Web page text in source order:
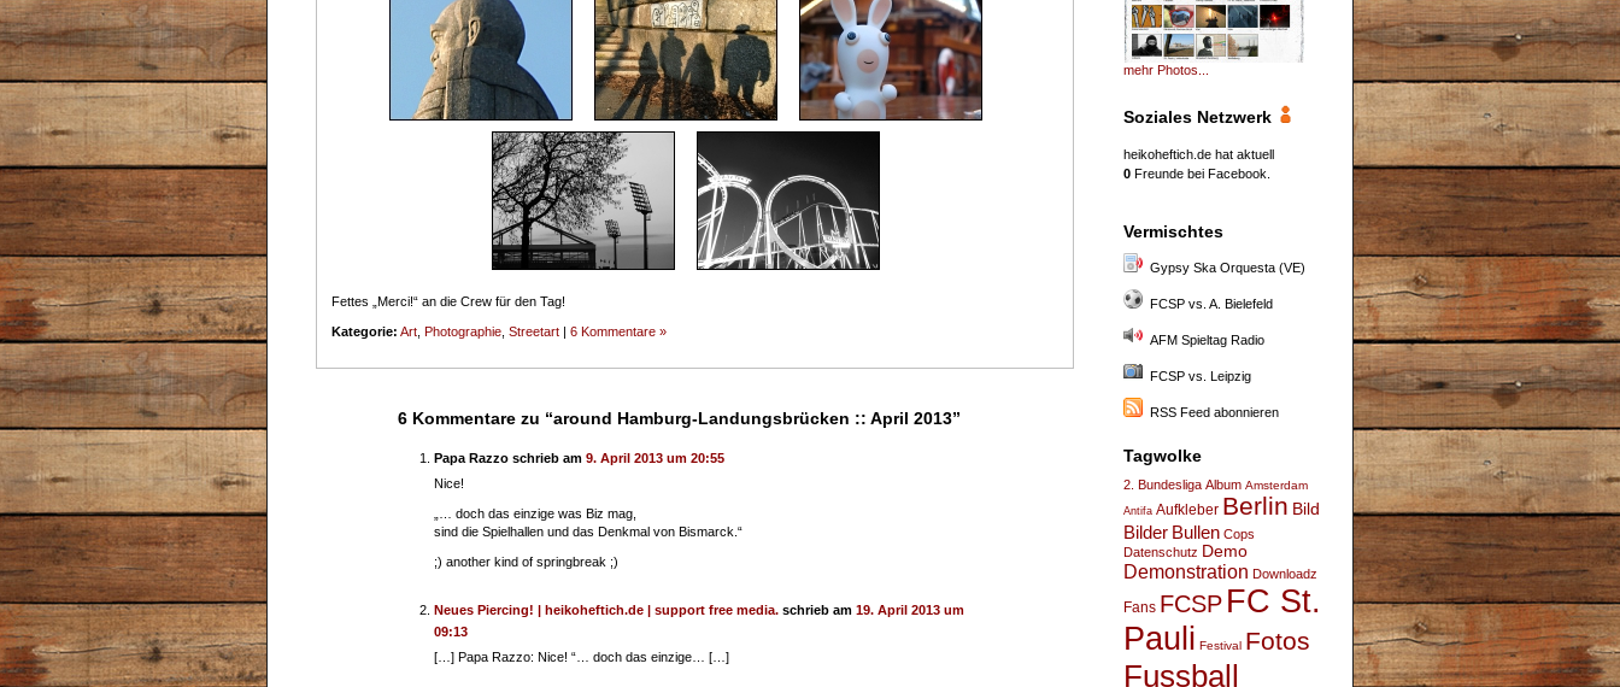
mehr Photos...
Soziales Netzwerk
heikoheftich.de hat aktuell
0 Freunde bei Facebook.
Vermischtes
Gypsy Ska Orquesta (VE)
FCSP vs. A. Bielefeld
AFM Spieltag Radio
FCSP vs. Leipzig
RSS Feed abonnieren
Tagwolke
2. Bundesliga Album Amsterdam
Antifa Aufkleber Berlin Bild
Bilder Bullen Cops
Datenschutz Demo
Demonstration Downloadz
Fans FCSP FC St.
Pauli Festival Fotos
Fussball
Fettes „Merci!“ an die Crew für den Tag!
Kategorie: Art Photographie Streetart | 6 Kommentare »
6 Kommentare zu “around Hamburg-Landungsbrücken :: April 2013”
Papa Razzo schrieb am 9. April 2013 um 20:55
Nice!
„… doch das einzige was Biz mag,
sind die Spielhallen und das Denkmal von Bismarck.“
;) another kind of springbreak ;)
Neues Piercing! | heikoheftich.de | support free media. schrieb am 19. April 2013 um
09:13
[…] Papa Razzo: Nice! “… doch das einzige… […]